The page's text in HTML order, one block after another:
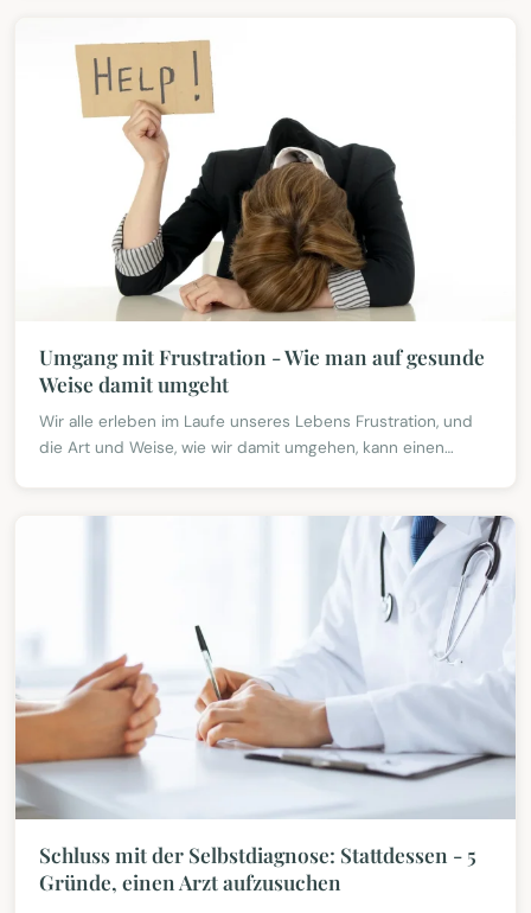
Umgang mit Frustration - Wie man auf gesunde
Weise damit umgeht
Wir alle erleben im Laufe unseres Lebens Frustration, und
die Art und Weise, wie wir damit umgehen, kann einen
Schluss mit der Selbstdiagnose: Stattdessen - 5
Gründe, einen Arzt aufzusuchen